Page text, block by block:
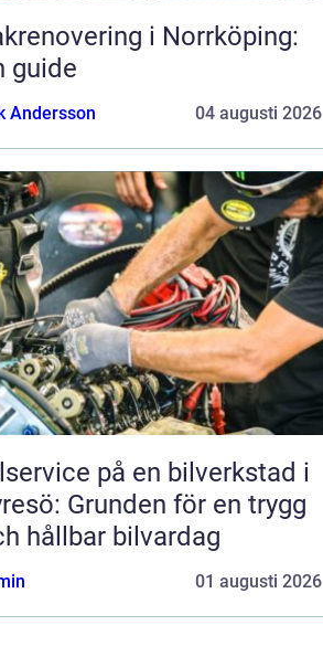
i Norrköping:
guide
Andersson 04 augusti 2026
på en bilverkstad i
Grunden för en trygg
hållbar bilvardag
01 augusti 2026